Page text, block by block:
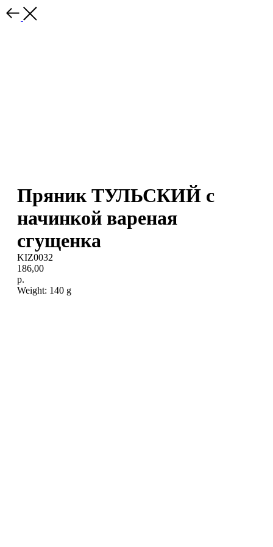
Пряник ТУЛЬСКИЙ с
начинкой вареная
сгущенка
KIZ0032
186,00
р.
Weight: 140 g